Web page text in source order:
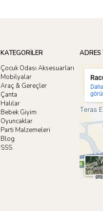
KATEGORİLER
Çocuk Odası Aksesuarları
Mobilyalar
Araç & Gereçler
Çanta
Halılar
Bebek Giyim
Oyuncaklar
Parti Malzemeleri
Blog
SSS
ADRES